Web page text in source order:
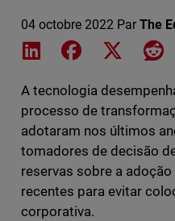
04 octobre 2022 Par The
Share on LinkedIn
Share onShare on
A tecnologia
processo de
adotaram nos últimos
tomadores de decisão
reservas sobre a
recentes para evitar
corporativa.